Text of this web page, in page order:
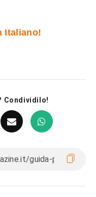
Italiano!
Condividilo!